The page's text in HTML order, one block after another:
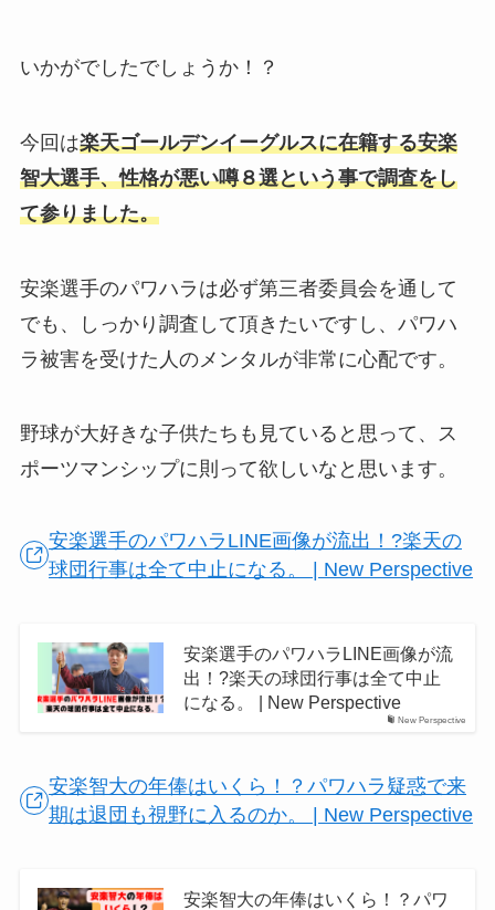
いかがでしたでしょうか！？
今回は楽天ゴールデンイーグルスに在籍する安楽
智大選手、性格が悪い噂８選という事で調査をし
て参りました。
安楽選手のパワハラは必ず第三者委員会を通して
でも、しっかり調査して頂きたいですし、パワハ
ラ被害を受けた人のメンタルが非常に心配です。
野球が大好きな子供たちも見ていると思って、ス
ポーツマンシップに則って欲しいなと思います。
安楽選手のパワハラLINE画像が流出！?楽天の
球団行事は全て中止になる。 | New Perspective
New Perspective
安楽選手のパワハラLINE画像が流
出！?楽天の球団行事は全て中止
になる。 | New Perspective
安楽智大の年俸はいくら！？パワハラ疑惑で来
期は退団も視野に入るのか。 | New Perspective
安楽智大の年俸はいくら！？パワ